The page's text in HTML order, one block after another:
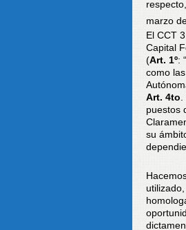
marzo
El CCT
Capital
(Art. 1º:
como
Art. 4to
puestos
su